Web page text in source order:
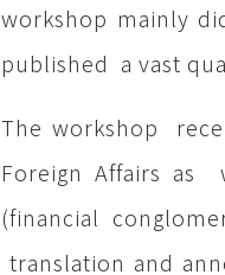
workshop mainly
published a vast
The workshop
Foreign Affairs as
(financial
translation and